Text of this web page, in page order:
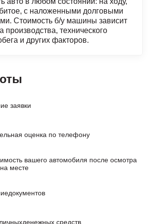
с наложенными долговыми
Стоимость б/у машины зависит
производства, технического
и других факторов.
заявки
оценка по телефону
вашего автомобиля после осмотра
месте
документов
денежных средств